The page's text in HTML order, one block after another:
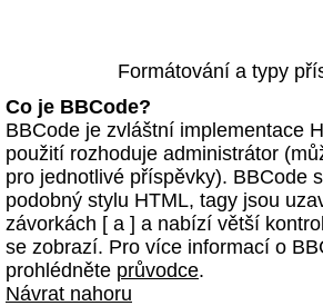
Formátování a typy
Co je BBCode?
BBCode je zvláštní implementace
použití rozhoduje administrátor
pro jednotlivé příspěvky). BBCode
podobný stylu HTML, tagy jsou
závorkách [ a ] a nabízí větší
se zobrazí. Pro více informací o
prohlédněte průvodce.
Návrat nahoru